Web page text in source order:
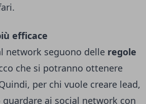
efficace
network seguono delle regole
che si potranno ottenere
per chi vuole creare lead,
ai social network con